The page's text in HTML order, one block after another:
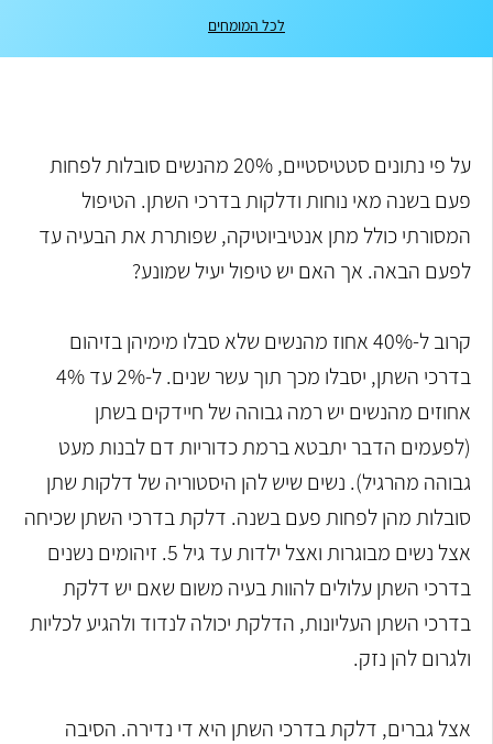
לכל המומחים
על פי נתונים סטטיסטיים, 20% מהנשים סובלות לפחות
פעם בשנה מאי נוחות ודלקות בדרכי השתן. הטיפול
המסורתי כולל מתן אנטיביוטיקה, שפותרת את הבעיה עד
לפעם הבאה. אך האם יש טיפול יעיל שמונע?
קרוב ל-40% אחוז מהנשים שלא סבלו מימיהן בזיהום
בדרכי השתן, יסבלו מכך תוך עשר שנים. ל-2% עד 4%
אחוזים מהנשים יש רמה גבוהה של חיידקים בשתן
(לפעמים הדבר יתבטא ברמת כדוריות דם לבנות מעט
גבוהה מהרגיל). נשים שיש להן היסטוריה של דלקות שתן
סובלות מהן לפחות פעם בשנה. דלקת בדרכי השתן שכיחה
אצל נשים מבוגרות ואצל ילדות עד גיל 5. זיהומים נשנים
בדרכי השתן עלולים להוות בעיה משום שאם יש דלקת
בדרכי השתן העליונות, הדלקת יכולה לנדוד ולהגיע לכליות
ולגרום להן נזק.
אצל גברים, דלקת בדרכי השתן היא די נדירה. הסיבה